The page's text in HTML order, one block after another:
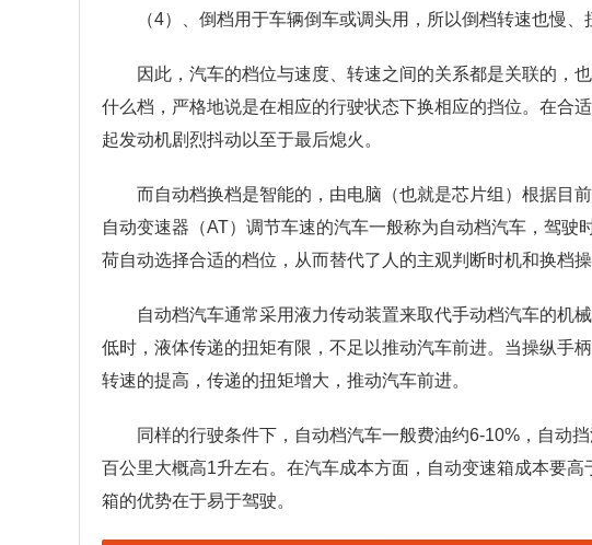
（4）、倒档用于车辆倒车或调头用，所以倒档转速也慢、
因此，汽车的档位与速度、转速之间的关系都是关联的，
什么档，严格地说是在相应的行驶状态下换相应的挡位。在合
起发动机剧烈抖动以至于最后熄火。
而自动档换档是智能的，由电脑（也就是芯片组）根据目
自动变速器（AT）调节车速的汽车一般称为自动档汽车，驾驶
荷自动选择合适的档位，从而替代了人的主观判断时机和换档操
自动档汽车通常采用液力传动装置来取代手动档汽车的机
低时，液体传递的扭矩有限，不足以推动汽车前进。当操纵手
转速的提高，传递的扭矩增大，推动汽车前进。
同样的行驶条件下，自动档汽车一般费油约6-10%，自动
百公里大概高1升左右。在汽车成本方面，自动变速箱成本要
箱的优势在于易于驾驶。